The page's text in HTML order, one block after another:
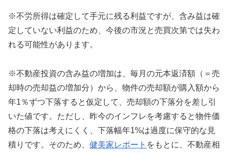
※不労所得は確定して手元に残る利益ですが、含み益は確
定していない利益のため、今後の市況と売買次第では失わ
れる可能性があります。
※不動産投資の含み益の増加は、毎月の元本返済額（＝売
却時の売却益の増加分）から、物件の売却額が購入額から
年1％ずつ下落すると仮定して、売却額の下落分を差し引
いた値です。ただし、昨今のインフレを考慮すると物件価
格の下落は考えにくく、下落幅年1%は過度に保守的な見
積りです。そのため、 健美家レポート をもとに、不動産相